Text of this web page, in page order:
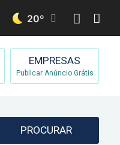
20º
EMPRESAS
Publicar Anúncio Grátis
PROCURAR